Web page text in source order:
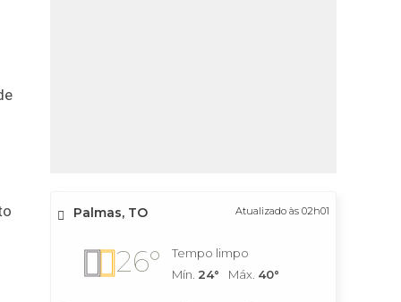
Palmas, TO Atualizado às 02h01
26°
Tempo limpo
Mín. 24° Máx. 40°